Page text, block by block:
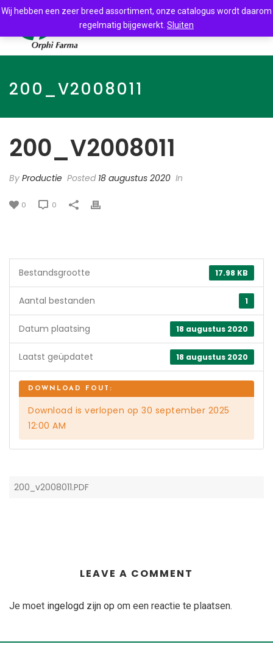
200_V2008011
200_V2008011
By Productie Posted 18 augustus 2020 In
0 0
17.98 KB
Bestandsgrootte
1
Aantal bestanden
18 augustus 2020
Datum plaatsing
18 augustus 2020
Laatst geüpdatet
Download is verlopen op 30 september 2025
12:00 AM
200_v2008011.PDF
LEAVE A COMMENT
Je moet ingelogd zijn op om een reactie te plaatsen.
Wij hebben een zeer breed assortiment, onze catalogus wordt daarom
regelmatig bijgewerkt. Sluiten